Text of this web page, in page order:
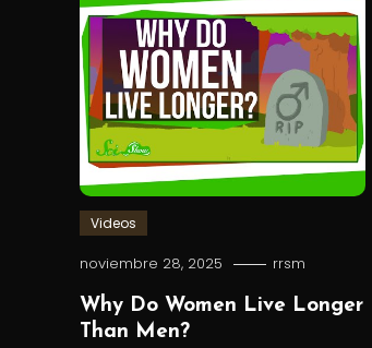
Videos
noviembre 28, 2025 rrsm
Why Do Women Live Longer
Than Men?